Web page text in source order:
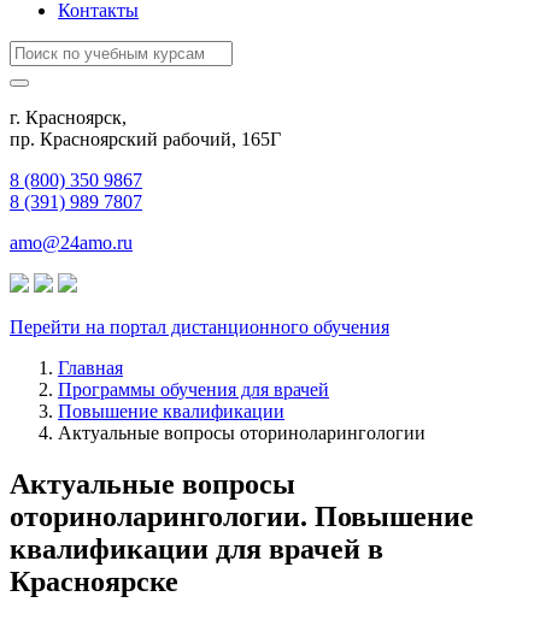
Контакты
г. Красноярск,
пр. Красноярский рабочий, 165Г
8 (800) 350 9867
8 (391) 989 7807
amo@24amo.ru
Перейти на портал дистанционного обучения
Главная
Программы обучения для врачей
Повышение квалификации
Актуальные вопросы оториноларингологии
Актуальные вопросы
оториноларингологии. Повышение
квалификации для врачей в
Красноярске